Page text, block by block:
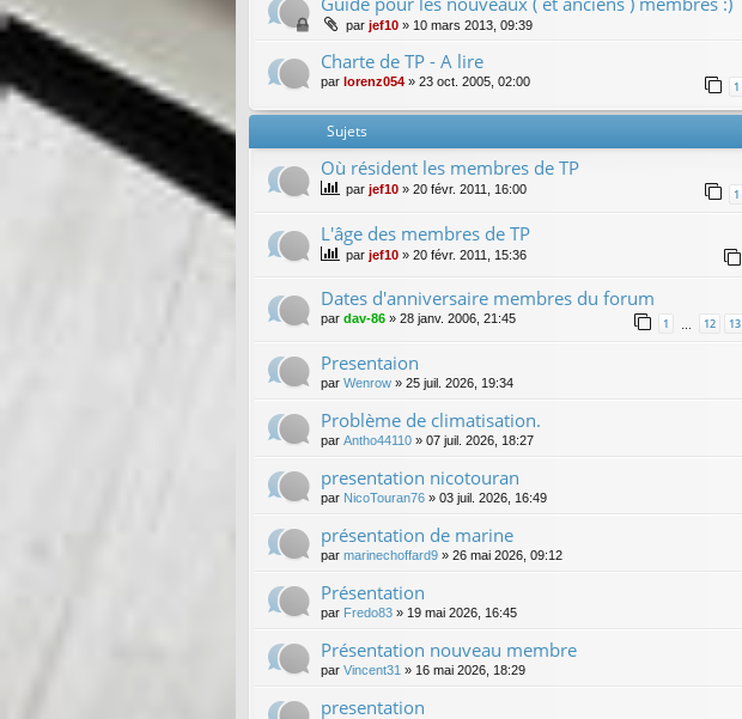
par jef10 » 10 mars 2013, 09:39
Charte de TP - A lire
par lorenz054 » 23 oct. 2005, 02:00 1
Sujets
Où résident les membres de TP
par jef10 » 20 févr. 2011, 16:00 1
L'âge des membres de TP
par jef10 » 20 févr. 2011, 15:36
Dates d'anniversaire membres du forum
par dav-86 » 28 janv. 2006, 21:45 1 12 13
Presentaion
par Wenrow » 25 juil. 2026, 19:34
Problème de climatisation.
par Antho44110 » 07 juil. 2026, 18:27
presentation nicotouran
par NicoTouran76 » 03 juil. 2026, 16:49
présentation de marine
par marinechoffard9 » 26 mai 2026, 09:12
Présentation
par Fredo83 » 19 mai 2026, 16:45
Présentation nouveau membre
par Vincent31 » 16 mai 2026, 18:29
presentation